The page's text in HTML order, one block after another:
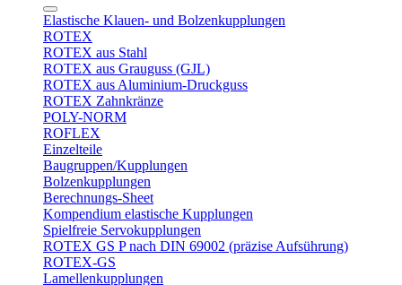
Elastische Klauen- und Bolzenkupplungen
ROTEX
ROTEX aus Stahl
ROTEX aus Grauguss (GJL)
ROTEX aus Aluminium-Druckguss
ROTEX Zahnkränze
POLY-NORM
ROFLEX
Einzelteile
Baugruppen/Kupplungen
Bolzenkupplungen
Berechnungs-Sheet
Kompendium elastische Kupplungen
Spielfreie Servokupplungen
ROTEX GS P nach DIN 69002 (präzise Aufsührung)
ROTEX-GS
Lamellenkupplungen